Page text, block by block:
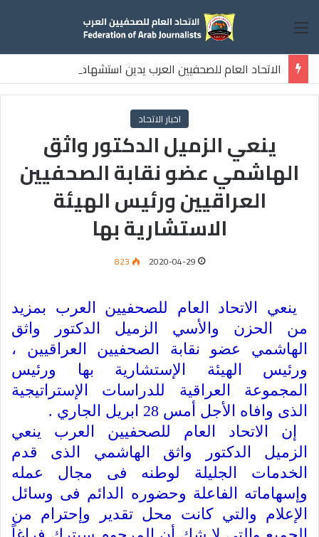
القائمة
الاتحاد العام للصحفيين العرب يدين استشهاد
ثلاثة صحفيين فلسطينيين باستهداف إسرائيلي وسط قطاع غزة
اخبار الاتحاد
ينعي الزميل الدكتور واثق
الهاشمي عضو نقابة الصحفيين
العراقيين ورئيس الهيئة
الاستشارية بها
2020-04-29
823
ينعي الاتحاد العام للصحفيين العرب بمزيد
من الحزن والأسي الزميل الدكتور واثق
الهاشمي عضو نقابة الصحفيين العراقيين ،
ورئيس الهيئة الإستشارية بها ورئيس
المجموعة العراقية للدراسات الإستراتيجية
الذى وافاه الأجل أمس 28 ابريل الجاري .
إن الاتحاد العام للصحفيين العرب ينعي
الزميل الدكتور واثق الهاشمي الذى قدم
الخدمات الجليلة لوطنه فى مجال عمله
وإسهاماته الفاعلة وحضوره الدائم فى وسائل
الإعلام والتي كانت محل تقدير وإحترام من